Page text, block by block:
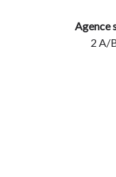
Agence
2 A/